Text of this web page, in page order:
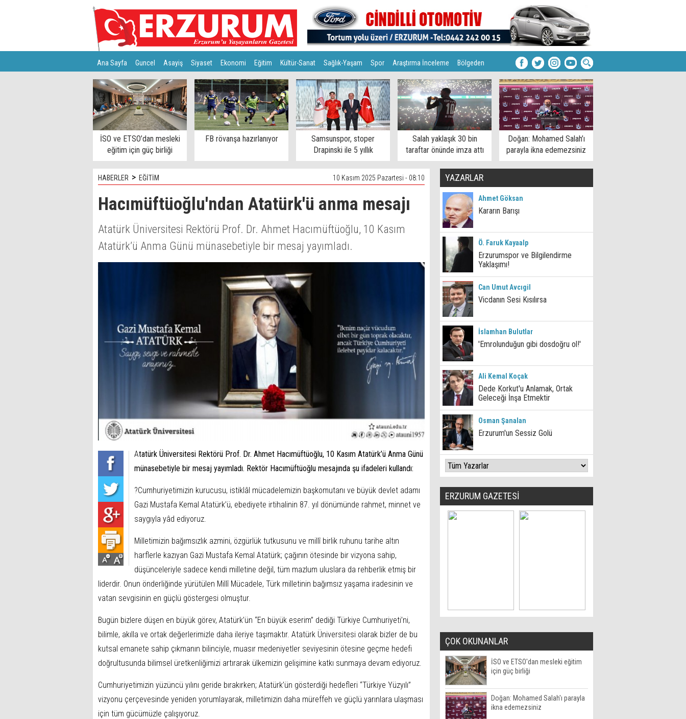
Ana Sayfa Guncel Asayiş Siyaset Ekonomi Eğitim Kültür-Sanat Sağlık-Yaşam Spor Araştırma İnceleme Bölgeden
Türkiye Teknoloji
İSO ve ETSO’dan mesleki
eğitim için güç birliği
FB rövanşa hazırlanıyor
Samsunspor, stoper
Drapinski ile 5 yıllık
sözleşme imzaladı
Salah yaklaşık 30 bin
taraftar önünde imza attı
Doğan: Mohamed Salah’ı
parayla ikna edemezsiniz
HABERLER > EĞİTİM 10 Kasım 2025 Pazartesi - 08:10
Hacımüftüoğlu'ndan Atatürk'ü anma mesajı
Atatürk Üniversitesi Rektörü Prof. Dr. Ahmet Hacımüftüoğlu, 10 Kasım
Atatürk’ü Anma Günü münasebetiyle bir mesaj yayımladı.
Atatürk Üniversitesi Rektörü Prof. Dr. Ahmet Hacımüftüoğlu, 10 Kasım Atatürk’ü Anma Günü
münasebetiyle bir mesaj yayımladı. Rektör Hacımüftüoğlu mesajında şu ifadeleri kullandı:
?Cumhuriyetimizin kurucusu, istiklâl mücadelemizin başkomutanı ve büyük devlet adamı
Gazi Mustafa Kemal Atatürk’ü, ebediyete irtihalinin 87. yıl dönümünde rahmet, minnet ve
saygıyla yâd ediyoruz.
Milletimizin bağımsızlık azmini, özgürlük tutkusunu ve millî birlik ruhunu tarihe altın
harflerle kazıyan Gazi Mustafa Kemal Atatürk; çağının ötesinde bir vizyona sahip,
düşünceleriyle sadece kendi milletine değil, tüm mazlum uluslara da rehberlik etmiş bir
liderdir. Onun önderliğinde yürütülen Millî Mücadele, Türk milletinin bağımsız yaşama iradesinin ve
vatan sevgisinin en güçlü göstergesi olmuştur.
Bugün bizlere düşen en büyük görev, Atatürk’ün “En büyük eserim” dediği Türkiye Cumhuriyeti’ni,
bilimle, akılla ve ortak değerlerimizle daha ileriye taşımaktır. Atatürk Üniversitesi olarak bizler de bu
kutsal emanete sahip çıkmanın bilinciyle, muasır medeniyetler seviyesinin ötesine geçme hedefi
doğrultusunda bilimsel üretkenliğimizi artırarak ülkemizin gelişimine katkı sunmaya devam ediyoruz.
Cumhuriyetimizin yüzüncü yılını geride bırakırken; Atatürk’ün gösterdiği hedefleri “Türkiye Yüzyılı”
vizyonu çerçevesinde yeniden yorumlayarak, milletimizin daha müreffeh ve güçlü yarınlara ulaşması
için tüm gücümüzle çalışıyoruz.
YAZARLAR
Ahmet Göksan
Kararın Barışı
Ö. Faruk Kayaalp
Erzurumspor ve Bilgilendirme
Yaklaşımı!
Can Umut Avcıgil
Vicdanın Sesi Kısılırsa
İslamhan Bulutlar
'Emrolunduğun gibi dosdoğru ol!'
Ali Kemal Koçak
Dede Korkut'u Anlamak, Ortak
Geleceği İnşa Etmektir
Osman Şanalan
Erzurum'un Sessiz Golü
ERZURUM GAZETESİ
ÇOK OKUNANLAR
İSO ve ETSO'dan mesleki eğitim
için güç birliği
Doğan: Mohamed Salah'ı parayla
ikna edemezsiniz